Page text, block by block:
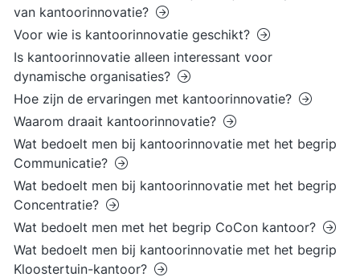
van kantoorinnovatie?
Voor wie is kantoorinnovatie geschikt?
Is kantoorinnovatie alleen interessant voor
dynamische organisaties?
Hoe zijn de ervaringen met kantoorinnovatie?
Waarom draait kantoorinnovatie?
Wat bedoelt men bij kantoorinnovatie met het begrip
Communicatie?
Wat bedoelt men bij kantoorinnovatie met het begrip
Concentratie?
Wat bedoelt men met het begrip CoCon kantoor?
Wat bedoelt men bij kantoorinnovatie met het begrip
Kloostertuin-kantoor?